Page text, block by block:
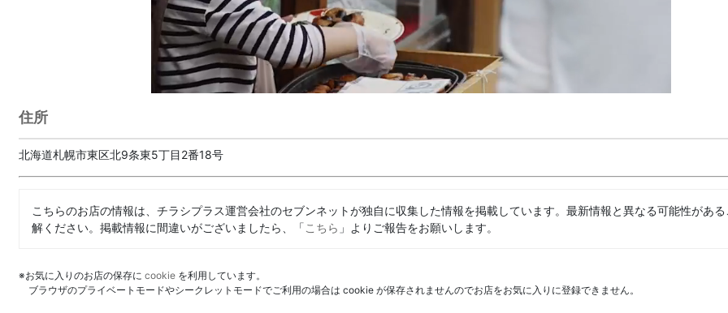
住所
北海道札幌市東区北9条東5丁目2番18号
こちらのお店の情報は、チラシプラス運営会社のセブンネットが独自に収集した情報を掲載しています。最新情報と異なる可能性があ
解ください。掲載情報に間違いがございましたら、「こちら 」よりご報告をお願いします。
※お気に入りのお店の保存に cookie を利用しています。
ブラウザのプライベートモードやシークレットモードでご利用の場合は cookie が保存されませんのでお店をお気に入りに登録できません。